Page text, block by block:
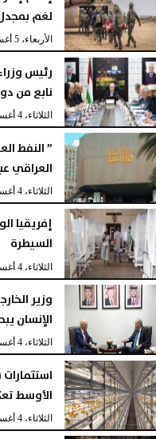
لغم
الأربعاء، 5 أغسطس 2026
رئيس
نابع من
الثلاثاء، 4 أغسطس 2026
” النفط
العراقي
الثلاثاء، 4 أغسطس 2026
إفريقيا
السيطرة
الثلاثاء، 4 أغسطس 2026
وزير
الإنسان
الثلاثاء، 4 أغسطس 2026
الأوسط
الثلاثاء، 4 أغسطس 2026